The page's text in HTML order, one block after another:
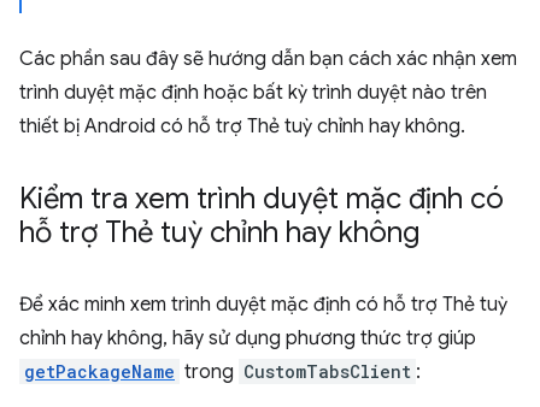
Các phần sau đây sẽ hướng dẫn bạn cách xác nhận xem
trình duyệt mặc định hoặc bất kỳ trình duyệt nào trên
thiết bị Android có hỗ trợ Thẻ tuỳ chỉnh hay không.
Kiểm tra xem trình duyệt mặc định có
hỗ trợ Thẻ tuỳ chỉnh hay không
Để xác minh xem trình duyệt mặc định có hỗ trợ Thẻ tuỳ
chỉnh hay không, hãy sử dụng phương thức trợ giúp
getPackageName trong CustomTabsClient :